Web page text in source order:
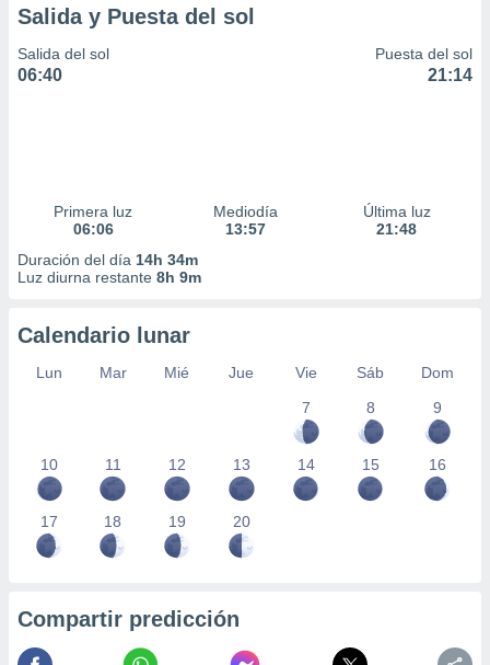
Salida y Puesta del sol
Salida del sol
06:40
Puesta del sol
21:14
Primera luz
06:06
Mediodía
13:57
Última luz
21:48
Duración del día 14h 34m
Luz diurna restante 8h 9m
Calendario lunar
Lun Mar Mié Jue Vie Sáb
Dom
7
8 9
10 11 12 13 14 15 16
17 18 19 20
Compartir predicción